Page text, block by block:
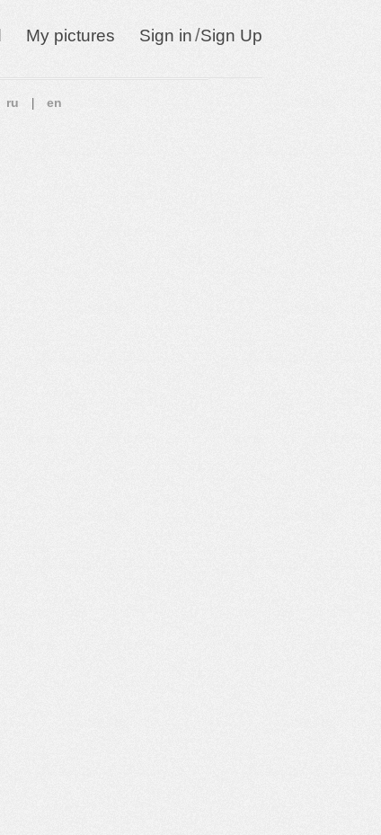
My pictures Sign in/Sign Up
ru en